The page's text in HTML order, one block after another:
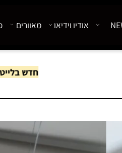
אודיו וידיאו מאוורים
חדש בלייט